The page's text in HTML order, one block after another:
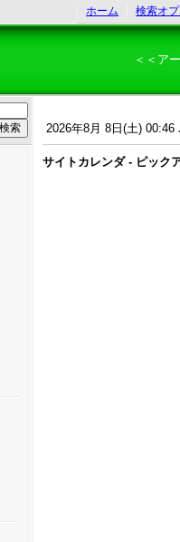
ホーム 検索オ
＜＜ア
2026年8月 8日(土) 00:46
サイトカレンダ - ピック